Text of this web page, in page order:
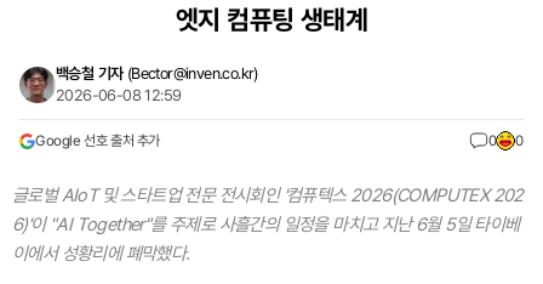
엣지 컴퓨팅 생태계
백승철 기자 (Bector@inven.co.kr)
2026-06-08 12:59
Google 선호 출처 추가 0 0
글로벌 AIoT 및 스타트업 전문 전시회인 '컴퓨텍스 2026(COMPUTEX 202
6)'이 "AI Together"를 주제로 사흘간의 일정을 마치고 지난 6월 5일 타이베
이에서 성황리에 폐막했다.